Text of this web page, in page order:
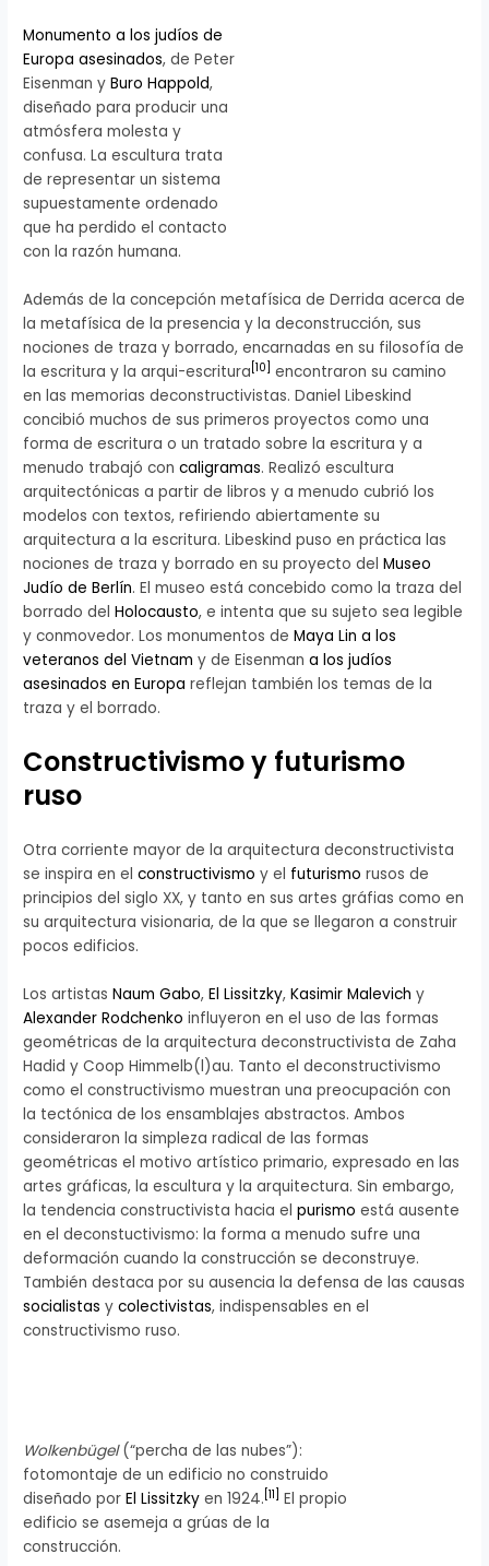
Monumento a los judíos de
Europa asesinados, de Peter
Eisenman yBuro Happold,
diseñado para producir una
atmósfera molesta y
confusa. La escultura trata
de representar un sistema
supuestamente ordenado
que ha perdido el contacto
con la razón humana.
Además de la concepción metafísica de Derrida acerca de
la metafísica de la presencia y la deconstrucción, sus
nociones de traza y borrado, encarnadas en su filosofía de
la escritura y la arqui-escritura [10 encontraron su camino
en las memorias deconstructivistas. Daniel Libeskind
concibió muchos de sus primeros proyectos como una
forma de escritura o un tratado sobre la escritura y a
menudo trabajó concaligramas. Realizó escultura
arquitectónicas a partir de libros y a menudo cubrió los
modelos con textos, refiriendo abiertamente su
arquitectura a la escritura. Libeskind puso en práctica las
nociones de traza y borrado en su proyecto delMuseo
Judío de Berlín. El museo está concebido como la traza del
borrado delHolocausto, e intenta que su sujeto sea legible
y conmovedor. Los monumentos deMaya Lin a los
veteranos del Vietnam y de Eisenmana los judíos
asesinados en Europa reflejan también los temas de la
traza y el borrado.
Constructivismo y futurismo
ruso
Otra corriente mayor de la arquitectura deconstructivista
se inspira en elconstructivismo y el futurismo rusos de
principios del siglo XX, y tanto en sus artes gráfias como en
su arquitectura visionaria, de la que se llegaron a construir
pocos edificios.
Los artistasNaum Gabo,El Lissitzky,Kasimir Malevich y
Alexander Rodchenko influyeron en el uso de las formas
geométricas de la arquitectura deconstructivista de Zaha
Hadid y Coop Himmelb(l)au. Tanto el deconstructivismo
como el constructivismo muestran una preocupación con
la tectónica de los ensamblajes abstractos. Ambos
consideraron la simpleza radical de las formas
geométricas el motivo artístico primario, expresado en las
artes gráficas, la escultura y la arquitectura. Sin embargo,
la tendencia constructivista hacia elpurismo está ausente
en el deconstuctivismo: la forma a menudo sufre una
deformación cuando la construcción se deconstruye.
También destaca por su ausencia la defensa de las causas
socialistas ycolectivistas, indispensables en el
constructivismo ruso.
Wolkenbügel(“percha de las nubes”):
fotomontaje de un edificio no construido
diseñado porEl Lissitzky en 1924. [11] El propio
edificio se asemeja a grúas de la
construcción.